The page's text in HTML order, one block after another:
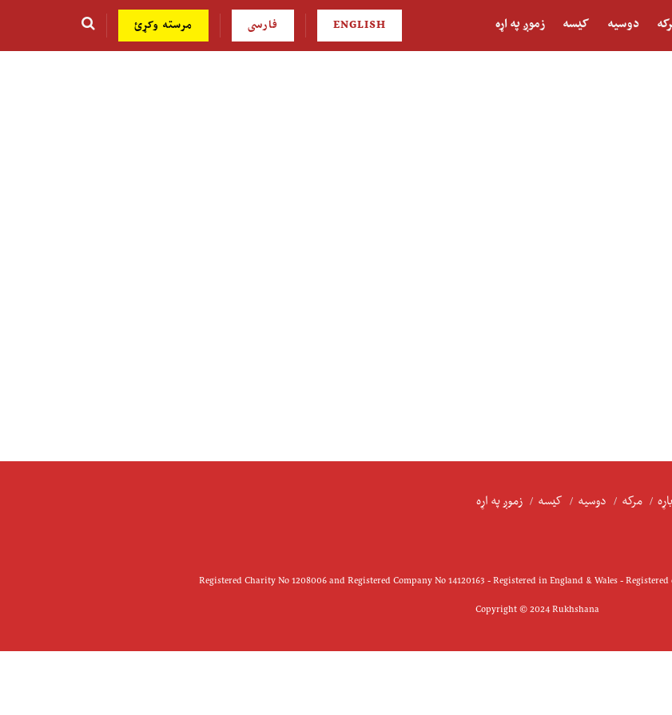
دوسیه کیسه زموږ په اړه ENGLISH فارسی مرسته وکړئ
مرکه دوسیه کیسه زموږ په اړه
Registered Charity No 1208006 and Registered Company No 14120163 - Registered in England & Wales -
Copyright © 2024 Rukhshana